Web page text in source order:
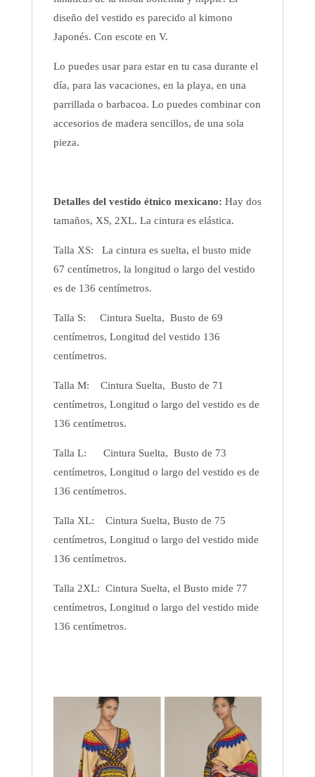
diseño del vestido es parecido al kimono
Japonés. Con escote en V.
Lo puedes usar para estar en tu casa durante el
día, para las vacaciones, en la playa, en una
parrillada o barbacoa. Lo puedes combinar con
accesorios de madera sencillos, de una sola
pieza.
Detalles del vestido étnico mexicano: Hay dos
tamaños, XS, 2XL. La cintura es elástica.
Talla XS: La cintura es suelta, el busto mide
67 centímetros, la longitud o largo del vestido
es de 136 centímetros.
Talla S: Cintura Suelta, Busto de 69
centímetros, Longitud del vestido 136
centímetros.
Talla M: Cintura Suelta, Busto de 71
centímetros, Longitud o largo del vestido es de
136 centímetros.
Talla L: Cintura Suelta, Busto de 73
centímetros, Longitud o largo del vestido es de
136 centímetros.
Talla XL: Cintura Suelta, Busto de 75
centímetros, Longitud o largo del vestido mide
136 centímetros.
Talla 2XL: Cintura Suelta, el Busto mide 77
centímetros, Longitud o largo del vestido mide
136 centímetros.